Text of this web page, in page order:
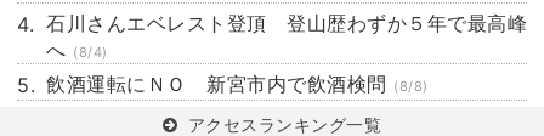
石川さんエベレスト登頂 登山歴わずか５年で最高峰
へ (8/4)
飲酒運転にＮＯ 新宮市内で飲酒検問 (8/8)
アクセスランキング一覧